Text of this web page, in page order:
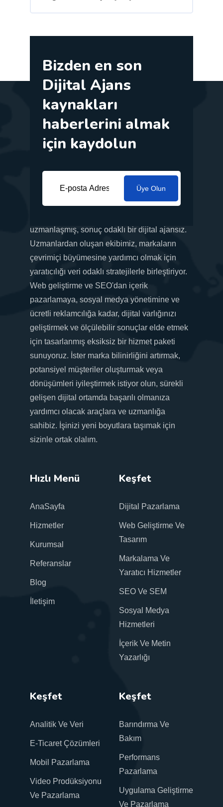
Bizden en son
Dijital Ajans
kaynakları
haberlerini almak
için kaydolun
Üye Olun
İş ihtiyaçlarınıza göre uyarlanmış yenilikçi
uzmanlaşmış, sonuç odaklı bir dijital ajansız.
Uzmanlardan oluşan ekibimiz, markaların
çevrimiçi büyümesine yardımcı olmak için
yaratıcılığı veri odaklı stratejilerle birleştiriyor.
Web geliştirme ve SEO'dan içerik
pazarlamaya, sosyal medya yönetimine ve
ücretli reklamcılığa kadar, dijital varlığınızı
geliştirmek ve ölçülebilir sonuçlar elde etmek
için tasarlanmış eksiksiz bir hizmet paketi
sunuyoruz. İster marka bilinirliğini artırmak,
potansiyel müşteriler oluşturmak veya
dönüşümleri iyileştirmek istiyor olun, sürekli
gelişen dijital ortamda başarılı olmanıza
yardımcı olacak araçlara ve uzmanlığa
sahibiz. İşinizi yeni boyutlara taşımak için
sizinle ortak olalım.
Hızlı Menü
AnaSayfa
Hizmetler
Kurumsal
Referanslar
Blog
İletişim
Keşfet
Dijital Pazarlama
Web Geliştirme Ve
Tasarım
Markalama Ve
Yaratıcı Hizmetler
SEO Ve SEM
Sosyal Medya
Hizmetleri
İçerik Ve Metin
Yazarlığı
Keşfet
Analitik Ve Veri
E-Ticaret Çözümleri
Mobil Pazarlama
Video Prodüksiyonu
Ve Pazarlama
Keşfet
Barındırma Ve
Bakım
Performans
Pazarlama
Uygulama Geliştirme
Ve Pazarlama